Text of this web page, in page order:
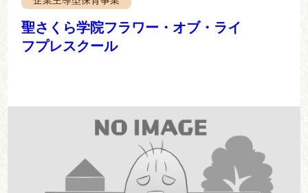
聖さくら学院フラワー・オブ・ライ
フプレスクール